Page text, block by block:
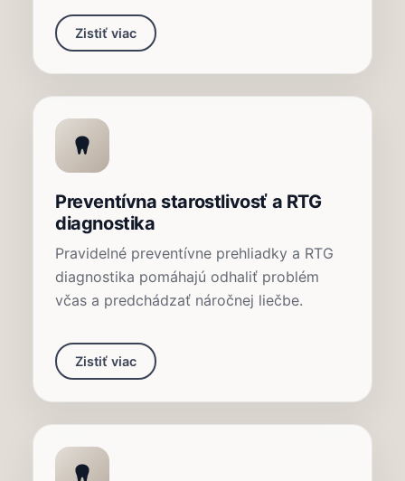
Zistiť viac
Preventívna starostlivosť a RTG
diagnostika
Pravidelné preventívne prehliadky a RTG
diagnostika pomáhajú odhaliť problém
včas a predchádzať náročnej liečbe.
Zistiť viac